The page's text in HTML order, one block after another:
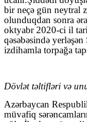
bir neçə gün neytral
olunduqdan sonra
oktyabr 2020-ci il
qəsəbəsində
izdihamla torpağa
Dövlət təltifləri və
Azərbaycan
müvafiq